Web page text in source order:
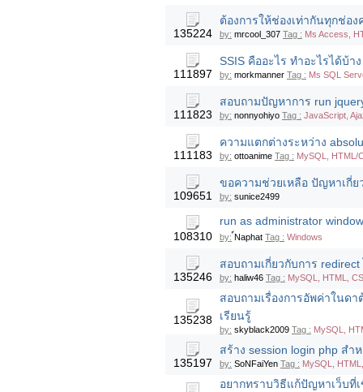
135224
ต้องการให้ช่องเท่ากันทุกช่อง
by: mrcool_307 Tag : Ms Access,
111897
SSIS คืออะไร ทำอะไรได้บ้า
by: morkmanner Tag : Ms SQL
111823
สอบถามปัญหาการ run
by: nonnyohiyo Tag : JavaScript,
111183
ความแตกต่างระหว่าง
by: ottoanime Tag : MySQL, HTML/
109651
ขอความช่วยเหลือ ปัญหาเกี่
by: sunice2499
108310
run as administrator
by: ์Naphat Tag : Windows
135246
สอบถามเกี่ยวกับการ
by: haliw46 Tag : MySQL, HTML,
135238
สอบถามเรื่องการอัพค่าในด
เรียนรู้
by: skyblack2009 Tag : MySQL,
135197
สร้าง session login php ส
by: SoNFaiYen Tag : MySQL,
อยากทราบวิธีแก้ปัญหาเว็บที่